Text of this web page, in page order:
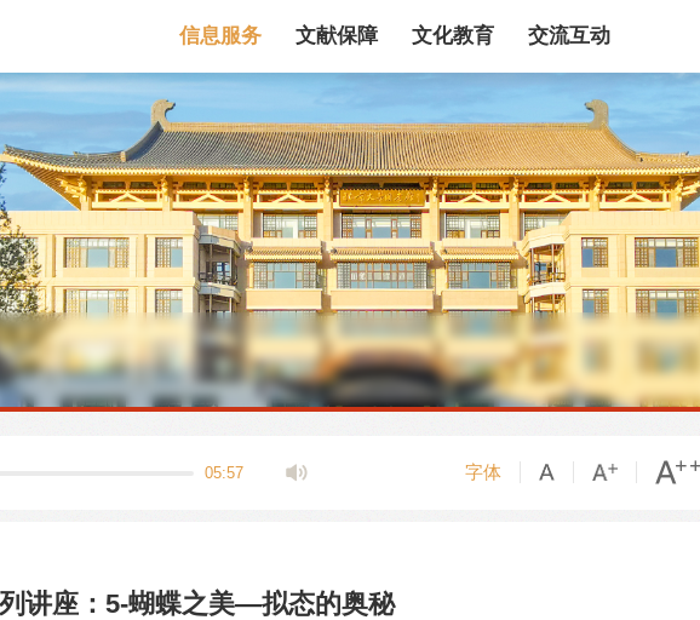
资源 馆藏目录 论文、书、报告 数据库 电子图书和电子期刊
媒体资源 机构知识库 馆际互借 新书通报 专利数据 活
信息服务 文献保障 文化教育 交流互动
05:57 字体
讲座：5-蝴蝶之美—拟态的奥秘